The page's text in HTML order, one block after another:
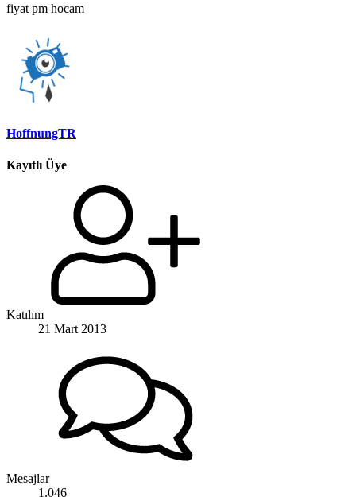
fiyat pm hocam
HoffnungTR
Kayıtlı Üye
Katılım
21 Mart 2013
Mesajlar
1.046